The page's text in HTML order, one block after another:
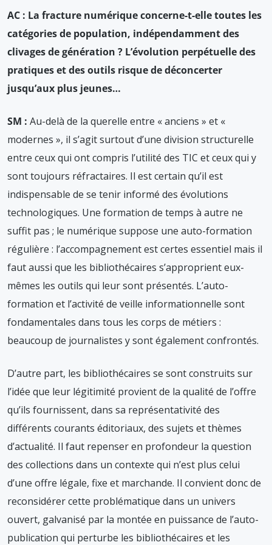
AC : La fracture numérique concerne-t-elle toutes les
catégories de population, indépendamment des
clivages de génération ? L’évolution perpétuelle des
pratiques et des outils risque de déconcerter
jusqu’aux plus jeunes…
SM : Au-delà de la querelle entre « anciens » et «
modernes », il s’agit surtout d’une division structurelle
entre ceux qui ont compris l’utilité des TIC et ceux qui y
sont toujours réfractaires. Il est certain qu’il est
indispensable de se tenir informé des évolutions
technologiques. Une formation de temps à autre ne
suffit pas ; le numérique suppose une auto-formation
régulière : l’accompagnement est certes essentiel mais il
faut aussi que les bibliothécaires s’approprient eux-
mêmes les outils qui leur sont présentés. L’auto-
formation et l’activité de veille informationnelle sont
fondamentales dans tous les corps de métiers :
beaucoup de journalistes y sont également confrontés.
D’autre part, les bibliothécaires se sont construits sur
l’idée que leur légitimité provient de la qualité de l’offre
qu’ils fournissent, dans sa représentativité des
différents courants éditoriaux, des sujets et thèmes
d’actualité. Il faut repenser en profondeur la question
des collections dans un contexte qui n’est plus celui
d’une offre légale, fixe et marchande. Il convient donc de
reconsidérer cette problématique dans un univers
ouvert, galvanisé par la montée en puissance de l’auto-
publication qui perturbe les bibliothécaires et les